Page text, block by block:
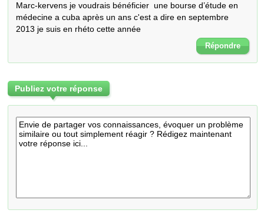
Marc-kervens je voudrais bénéficier  une bourse d’étude en
médecine a cuba après un ans c'est a dire en septembre
2013 je suis en rhéto cette année
Répondre
Publiez votre réponse